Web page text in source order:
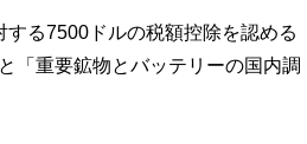
る7500ドルの税額控除を認める
「重要鉱物とバッテリーの国内調